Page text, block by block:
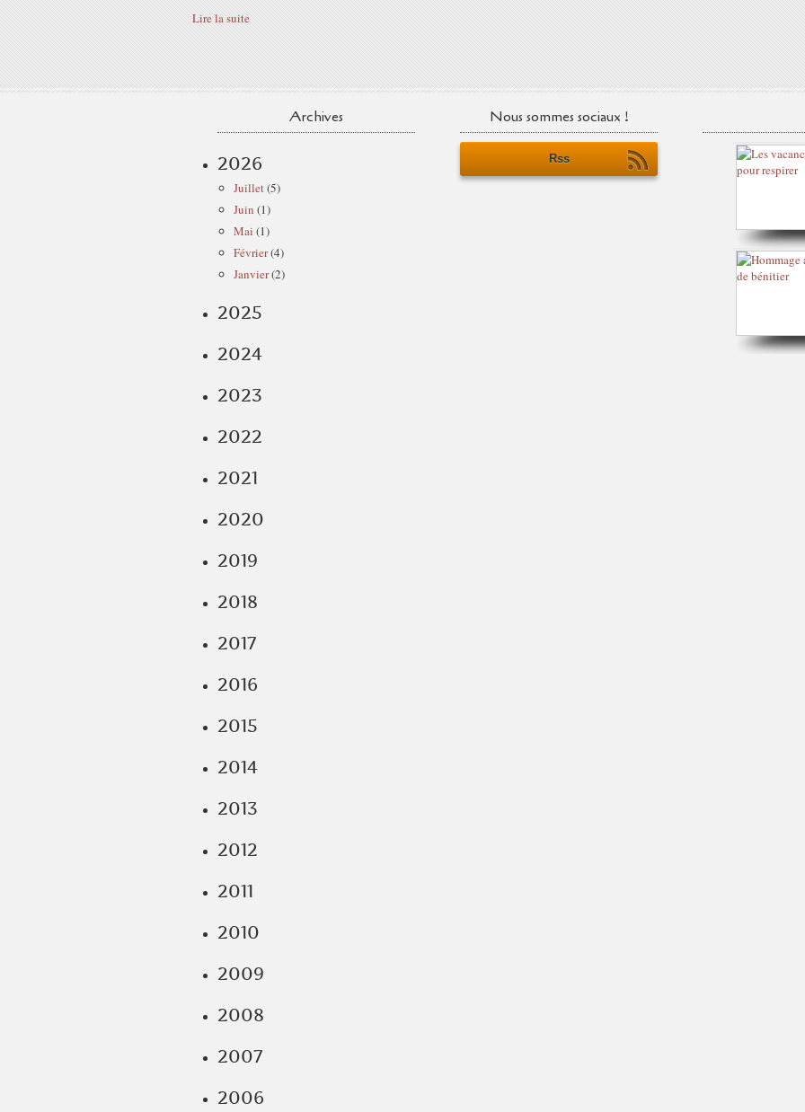
Lire la suite
Archives
2026
Juillet(5)
Juin (1)
Mai (1)
Février(4)
Janvier(2)
2025
2024
2023
2022
2021
2020
2019
2018
2017
2016
2015
2014
2013
2012
2011
2010
2009
2008
2007
2006
Nous sommes sociaux !
Rss